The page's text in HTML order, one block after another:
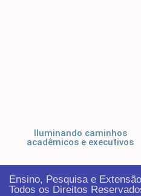
Iluminando caminhos
acadêmicos e executivos
Ensino, Pesquisa e
Todos os Direitos